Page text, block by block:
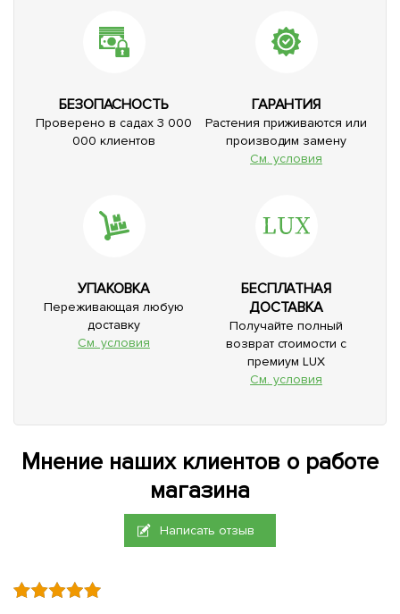
БЕЗОПАСНОСТЬ
Проверено в садах 3 000
000 клиентов
ГАРАНТИЯ
Растения приживаются или
производим замену
См. условия
УПАКОВКА
Переживающая любую
доставку
См. условия
БЕСПЛАТНАЯ
ДОСТАВКА
Получайте полный
возврат стоимости с
премиум LUX
См. условия
Мнение наших клиентов о работе
магазина
Написать отзыв